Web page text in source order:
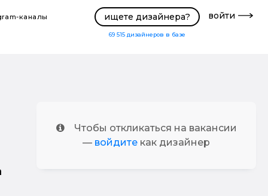
каналы ищете дизайнера?
69 515 дизайнеров в базе
войти
Чтобы откликаться на вакансии
— войдите как дизайнер